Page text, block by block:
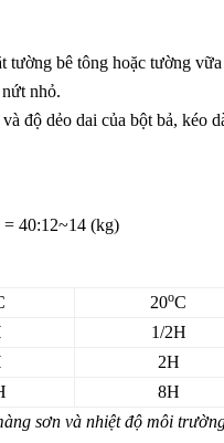
tường bê tông hoặc tường
nhỏ.
độ dẻo dai của bột bả, kéo
40:12~14 (kg)
20oC
1/2H
2H
8H
sơn và nhiệt độ môi